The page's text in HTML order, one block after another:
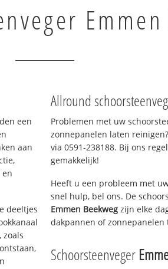
Emmen
een
aan
deeltjes
zoals
Allround
Problemen met uw
zonnepanelen laten
via 0591-238188. Bij ons
gemakkelijk!
Heeft u een probleem met
snel hulp, bel ons. De
Emmen Beekweg zijn elke
dakpannen of zonnepanelen
Schoorsteenveger